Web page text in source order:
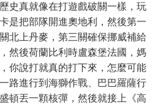
史真就像在打遊戲破關一樣，玩
是把部隊開進奧地利，然後第一
北上丹麥，第三關確保挪威補給
然後荷蘭比利時盧森堡法國，媽
你說打就真的打下來，怎麼可能
路進行到海獅作戰、巴巴羅薩行
頓丟一顆核彈，然後就接上《高